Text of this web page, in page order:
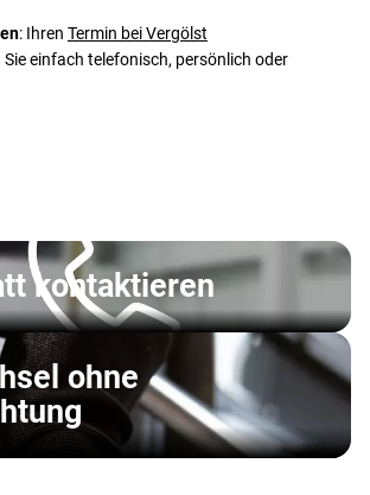
: Ihren Termin bei Vergölst
Sie einfach telefonisch, persönlich oder
kontaktieren
ohne